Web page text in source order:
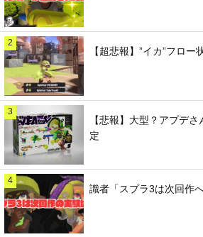
2
【超悲報】”イカ”フロー
3
【悲報】大型？アプデ
定
4
識者「スプラ3は次回作